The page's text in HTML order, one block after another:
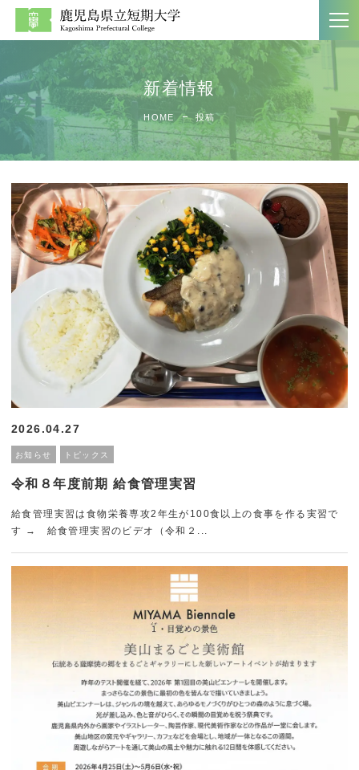
大学案内
ホーム
大学案内
大学案内パンフレット
教員一覧
附属図書館
学科紹介
文学科
生活科学科
商経学科
第二部商経学科
入試案内
受験生の方へ
入試情報
報
社会連携
地域研究・国際交流
ミニ講義・出張講義
就職・進学
就職・進学
企業の方へ
IT活用人材育成プログ
お問い合わせ 交通アクセス
キャンパスライフ トピックス
新着情報
HOME 投稿
2026.04.27
お知らせ トピックス
令和８年度前期 給食管理実習
給食管理実習は食物栄養専攻2年生が100食以上の食事を作る実習で
す → 給食管理実習のビデオ（令和２...